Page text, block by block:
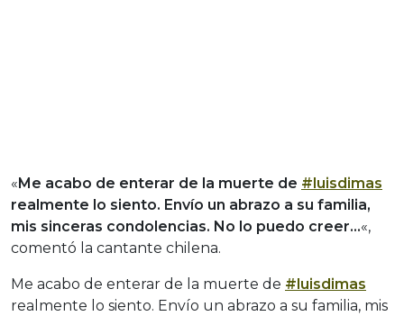
« Me acabo de enterar de la muerte de #luisdimas
realmente lo siento. Envío un abrazo a su familia,
mis sinceras condolencias. No lo puedo creer…«,
comentó la cantante chilena.
Me acabo de enterar de la muerte de #luisdimas
realmente lo siento. Envío un abrazo a su familia, mis